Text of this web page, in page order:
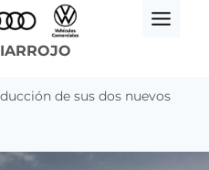
de sus dos nuevos